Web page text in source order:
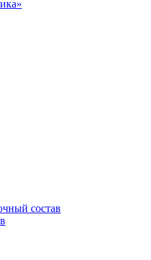
состав